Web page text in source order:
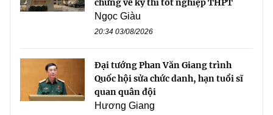
Ngọc Giàu
20:34 03/08/2026
Đại tướng Phan Văn Giang trình
Quốc hội sửa chức danh, hạn tuổi sĩ
quan quân đội
Hương Giang